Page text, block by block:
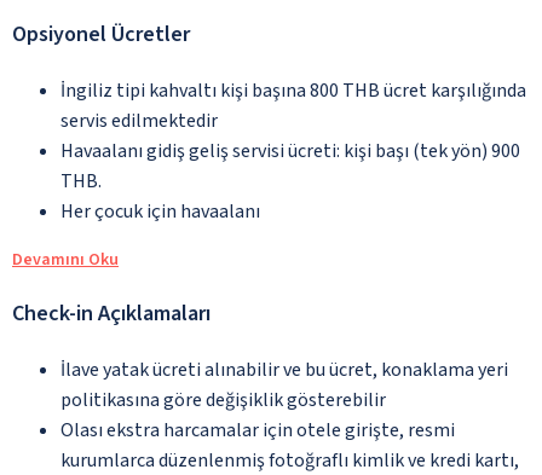
Opsiyonel Ücretler
İngiliz tipi kahvaltı kişi başına 800 THB ücret karşılığında
servis edilmektedir
Havaalanı gidiş geliş servisi ücreti: kişi başı (tek yön) 900
THB.
Her çocuk için havaalanı
Devamını Oku
Check-in Açıklamaları
İlave yatak ücreti alınabilir ve bu ücret, konaklama yeri
politikasına göre değişiklik gösterebilir
Olası ekstra harcamalar için otele girişte, resmi
kurumlarca düzenlenmiş fotoğraflı kimlik ve kredi kartı,